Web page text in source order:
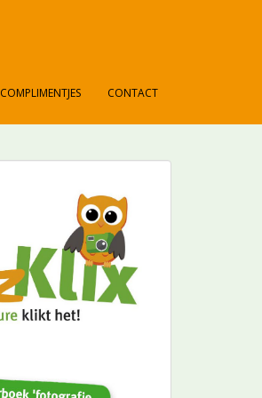
COMPLIMENTJES CONTACT